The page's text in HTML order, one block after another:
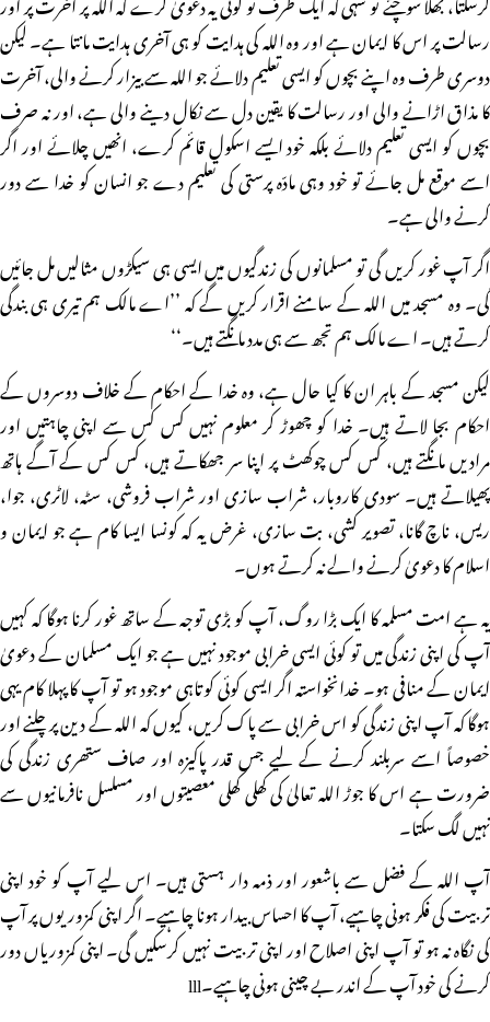
رسالت پر اس کا ایمان ہے اور وہ اللہ کی ہدایت کو ہی آخری ہدایت مانتا ہے۔ لیکن
دوسری طرف وہ اپنے بچوں کو ایسی تعلیم دلائے جو اللہ سے بیزار کرنے والی، آخرت
کا مذاق اڑانے والی اور رسالت کا یقین دل سے نکال دینے والی ہے، اور نہ صرف
بچوں کو ایسی تعلیم دلائے بلکہ خود ایسے اسکول قائم کرے، انھیں چلائے اور اگر
اسے موقع مل جائے تو خود وہی مادّہ پرستی کی تعلیم دے جو انسان کو خدا سے دور
کرنے والی ہے۔
اگر آپ غور کریں گی تو مسلمانوں کی زندگیوں میں ایسی ہی سیکڑوں مثالیں مل جائیں
گی۔ وہ مسجد میں اللہ کے سامنے اقرار کریں گے کہ ’’اے مالک ہم تیری ہی بندگی
کرتے ہیں۔ اے مالک ہم تجھ سے ہی مدد مانگتے ہیں۔‘‘
لیکن مسجد کے باہر ان کا کیا حال ہے، وہ خدا کے احکام کے خلاف دوسروں کے
احکام بجا لاتے ہیں۔ خدا کو چھوڑ کر معلوم نہیں کس کس سے اپنی چاہتیں اور
مرادیں مانگتے ہیں، کس کس چوکھٹ پر اپنا سر جھکاتے ہیں، کس کس کے آگے ہاتھ
پھیلاتے ہیں۔ سودی کاروبار، شراب سازی اور شراب فروشی، سٹہ، لاٹری، جوا،
ریس، ناچ گانا، تصویر کشی، بت سازی، غرض یہ کہ کونسا ایسا کام ہے جو ایمان و
اسلام کا دعویٰ کرنے والے نہ کرتے ہوں۔
یہ ہے امت مسلمہ کا ایک بڑا روگ، آپ کو بڑی توجہ کے ساتھ غور کرنا ہوگا کہ کہیں
آپ کی اپنی زندگی میں تو کوئی ایسی خرابی موجود نہیں ہے جو ایک مسلمان کے دعویٰ
ایمان کے منافی ہو۔ خدانخواستہ اگر ایسی کوئی کوتاہی موجود ہو تو آپ کا پہلا کام یہی
ہوگا کہ آپ اپنی زندگی کو اس خرابی سے پاک کریں، کیوں کہ اللہ کے دین پر چلنے اور
خصوصاً اسے سربلند کرنے کے لیے جس قدر پاکیزہ اور صاف ستھری زندگی کی
ضرورت ہے اس کا جوڑ اللہ تعالیٰ کی کھلی کھلی معصیتوں اور مسلسل نافرمانیوں سے
نہیں لگ سکتا۔
آپ اللہ کے فضل سے باشعور اور ذمہ دار ہستی ہیں۔ اس لیے آپ کو خود اپنی
تربیت کی فکر ہونی چاہیے، آپ کا احساس بیدار ہونا چاہیے۔ اگر اپنی کمزوریوں پر آپ
کی نگاہ نہ ہو تو آپ اپنی اصلاح اور اپنی تربیت نہیں کرسکیں گی۔ اپنی کمزوریاں دور
کرنے کی خود آپ کے اندر بے چینی ہونی چاہیے۔lll